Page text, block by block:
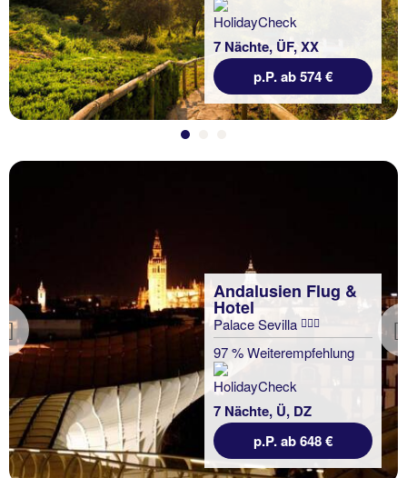
7 Nächte, ÜF, XX
p.P. ab 574 €
Previous
Andalusien Flug &
Hotel
Palace Sevilla
97 % Weiterempfehlung
7 Nächte, Ü, DZ
p.P. ab 648 €